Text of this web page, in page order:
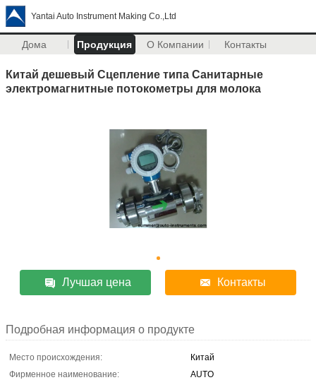
Yantai Auto Instrument Making Co.,Ltd
Дома Продукция О Компании Контакты
Китай дешевый Сцепление типа Санитарные
электромагнитные потокометры для молока
Лучшая цена Контакты
Подробная информация о продукте
Место происхождения:
Китай
Фирменное наименование:
AUTO